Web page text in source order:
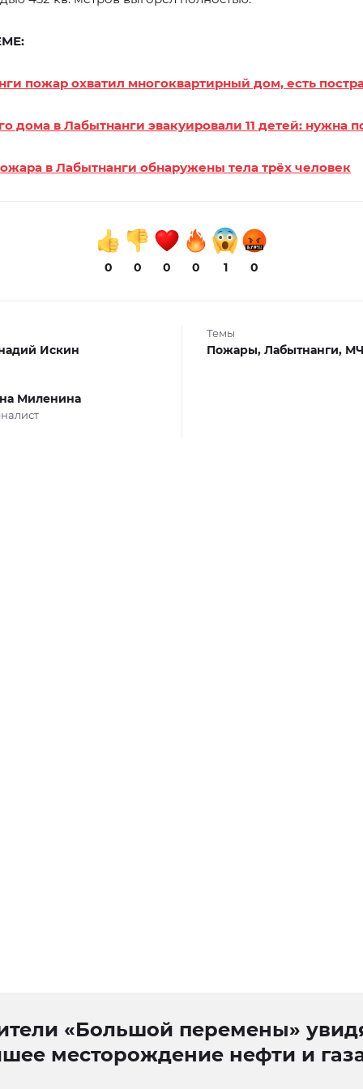
пожар охватил многоквартирный дом, есть
дома в Лабытнанги эвакуировали 11 детей: нужна
в Лабытнанги обнаружены тела трёх человек
0 0 0 0 1 0
Искин
Миленина
Темы
Пожары, Лабытнанги,
«Большой перемены»
месторождение нефти и